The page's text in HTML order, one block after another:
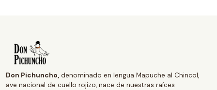
Don Pichuncho, denominado en lengua Mapuche al Chincol,
ave nacional de cuello rojizo, nace de nuestras raíces